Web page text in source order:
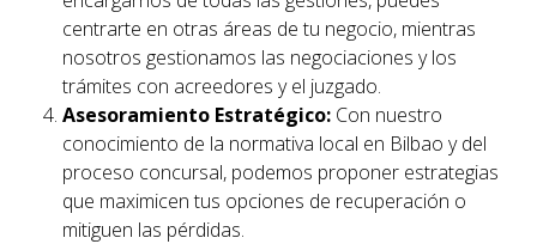
centrarte en otras áreas de tu negocio, mientras
nosotros gestionamos las negociaciones y los
trámites con acreedores y el juzgado.
Asesoramiento Estratégico: Con nuestro
conocimiento de la normativa local en Bilbao y del
proceso concursal, podemos proponer estrategias
que maximicen tus opciones de recuperación o
mitiguen las pérdidas.